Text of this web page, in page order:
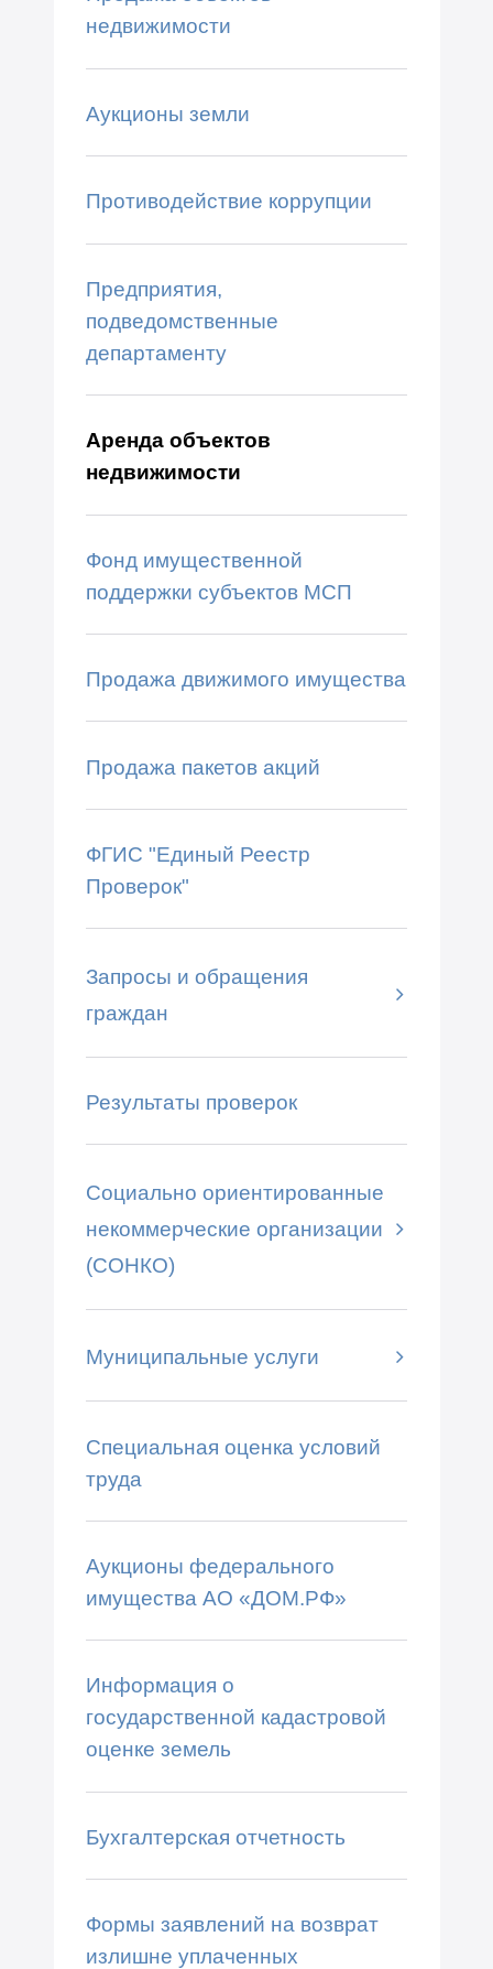
недвижимости
Аукционы земли
Противодействие коррупции
Предприятия,
подведомственные
департаменту
Аренда объектов
недвижимости
Фонд имущественной
поддержки субъектов МСП
Продажа движимого имущества
Продажа пакетов акций
ФГИС "Единый Реестр
Проверок"
Запросы и обращения
граждан
Результаты проверок
Социально ориентированные
некоммерческие организации
(СОНКО)
Муниципальные услуги
Специальная оценка условий
труда
Аукционы федерального
имущества АО «ДОМ.РФ»
Информация о
государственной кадастровой
оценке земель
Бухгалтерская отчетность
Формы заявлений на возврат
излишне уплаченных